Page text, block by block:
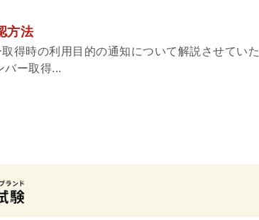
方法
得時の利用目的の通知について解説させていた
バー取得...